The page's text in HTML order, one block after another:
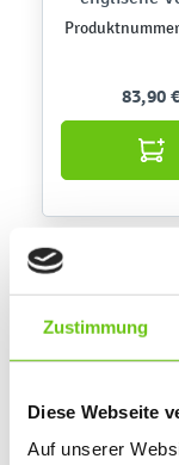
Zustimmung
Diese Webseite
Auf unserer
83,90